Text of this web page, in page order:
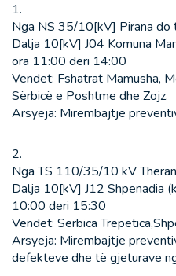
1.
Nga NS 35/10[kV] Pirana do
Dalja 10[kV] J04 Komuna
ora 11:00 deri 14:00
Vendet: Fshatrat Mamusha,
Sërbicë e Poshtme dhe Zojz.
Arsyeja: Mirembajtje
2.
Nga TS 110/35/10 kV
Dalja 10[kV] J12 Shpenadia
10:00 deri 15:30
Vendet: Serbica
Arsyeja: Mirembajtje
defekteve dhe të gjeturave